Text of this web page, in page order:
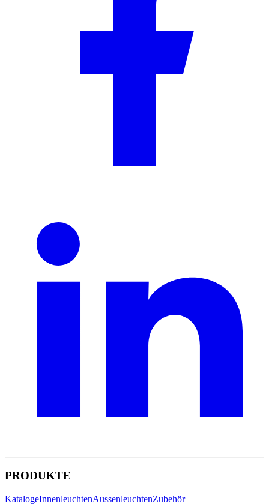
PRODUKTE
KatalogeInnenleuchtenAussenleuchtenZubehör